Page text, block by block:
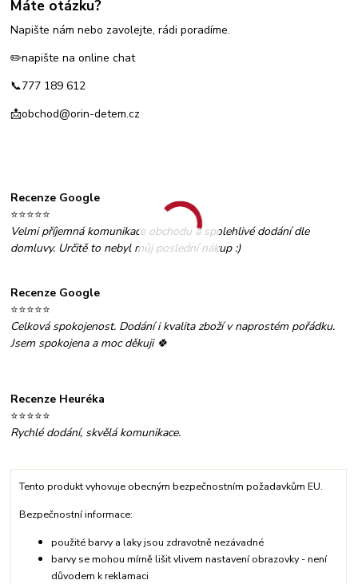
Máte otázku?
Napište nám nebo zavolejte, rádi poradíme.
✏️napište na online chat
📞777 189 612
📩obchod@orin-detem.cz
Recenze Google
⭐⭐⭐⭐⭐
Velmi příjemná komunikace obchodu a spolehlivé dodání dle
domluvy. Určitě to nebyl můj poslední nákup :)
Recenze Google
⭐⭐⭐⭐⭐
Celková spokojenost. Dodání i kvalita zboží v naprostém pořádku.
Jsem spokojena a moc děkuji 🍀
Recenze Heuréka
⭐⭐⭐⭐⭐
Rychlé dodání, skvělá komunikace.
Tento produkt vyhovuje obecným bezpečnostním požadavkům EU.
Bezpečnostní informace:
použité barvy a laky jsou zdravotně nezávadné
barvy se mohou mírně lišit vlivem nastavení obrazovky - není
důvodem k reklamaci